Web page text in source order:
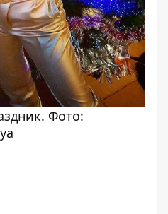
Фото: